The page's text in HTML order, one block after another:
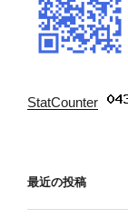
StatCounter
最近の投稿